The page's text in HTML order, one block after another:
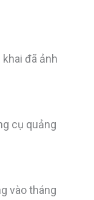
đã ảnh
cụ quảng
vào tháng